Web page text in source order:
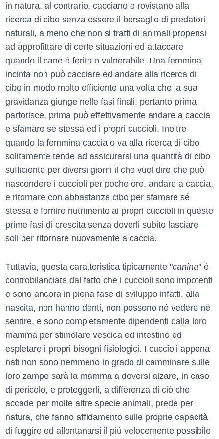
in natura, al contrario, cacciano e rovistano alla
ricerca di cibo senza essere il bersaglio di predatori
naturali, a meno che non si tratti di animali propensi
ad approfittare di certe situazioni ed attaccare
quando il cane è ferito o vulnerabile. Una femmina
incinta non può cacciare ed andare alla ricerca di
cibo in modo molto efficiente una volta che la sua
gravidanza giunge nelle fasi finali, pertanto prima
partorisce, prima può effettivamente andare a caccia
e sfamare sé stessa ed i propri cuccioli. Inoltre
quando la femmina caccia o va alla ricerca di cibo
solitamente tende ad assicurarsi una quantità di cibo
sufficiente per diversi giorni il che vuol dire che può
nascondere i cuccioli per poche ore, andare a caccia,
e ritornare con abbastanza cibo per sfamare sé
stessa e fornire nutrimento ai propri cuccioli in queste
prime fasi di crescita senza doverli subito lasciare
soli per ritornare nuovamente a caccia.
Tuttavia, questa caratteristica tipicamente "canina" è
controbilanciata dal fatto che i cuccioli sono impotenti
e sono ancora in piena fase di sviluppo infatti, alla
nascita, non hanno denti, non possono né vedere né
sentire, e sono completamente dipendenti dalla loro
mamma per stimolare vescica ed intestino ed
espletare i propri bisogni fisiologici. I cuccioli appena
nati non sono nemmeno in grado di camminare sulle
loro zampe sarà la mamma a doversi alzare, in caso
di pericolo, e proteggerli, a differenza di ciò che
accade per molte altre specie animali, prede per
natura, che fanno affidamento sulle proprie capacità
di fuggire ed allontanarsi il più velocemente possibile